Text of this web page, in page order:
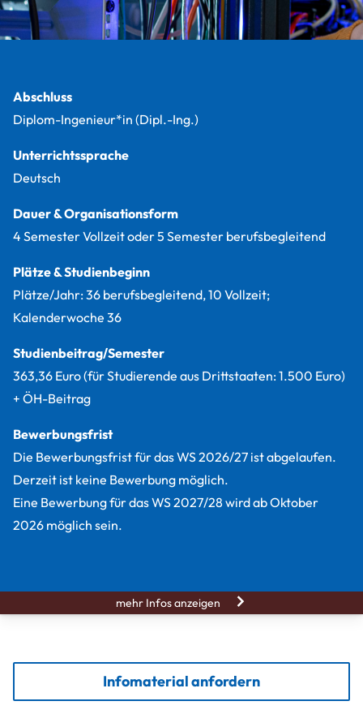
Abschluss
Diplom-Ingenieur*in (Dipl.-Ing.)
Unterrichtssprache
Deutsch
Dauer & Organisationsform
4 Semester Vollzeit oder 5 Semester berufsbegleitend
Plätze & Studienbeginn
Plätze/Jahr: 36 berufsbegleitend, 10 Vollzeit;
Kalenderwoche 36
Studienbeitrag/Semester
363,36 Euro (für Studierende aus Drittstaaten: 1.500 Euro)
+ ÖH-Beitrag
Bewerbungsfrist
Die Bewerbungsfrist für das WS 2026/27 ist abgelaufen.
Derzeit ist keine Bewerbung möglich.
Eine Bewerbung für das WS 2027/28 wird ab Oktober
2026 möglich sein.
mehr Infos anzeigen
Infomaterial anfordern